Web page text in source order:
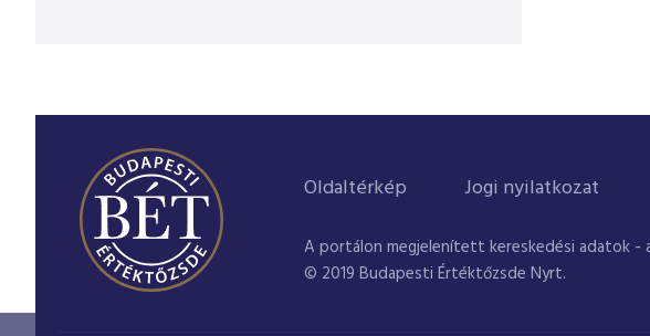
Oldaltérkép Jogi nyilatkozat
A portálon megjelenített kereskedési adatok -
© 2019 Budapesti Értéktőzsde Nyrt.